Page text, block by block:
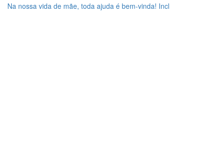
Na nossa vida de mãe, toda ajuda é bem-vinda! Incl